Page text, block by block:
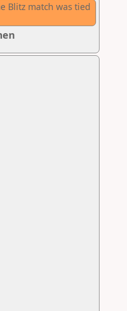
Blitz match was tied